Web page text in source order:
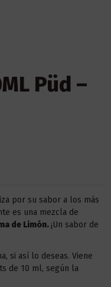
Püd –
por su sabor a los más
es una mezcla de
de Limón. ¡Un sabor de
si así lo deseas. Viene
de 10 ml, según la